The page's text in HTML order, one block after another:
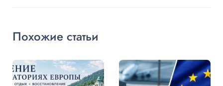
Похожие статьи